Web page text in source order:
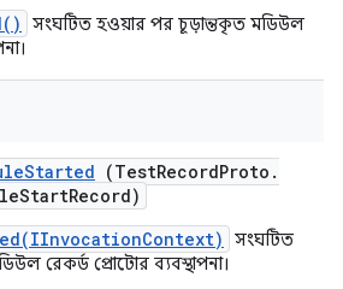
সংঘটিত হওয়ার পর চূড়ান্তকৃত মডিউল
Started (TestRecordProto .
StartRecord)
সংঘটিত
রেকর্ড প্রোটোর ব্যবস্থাপনা।